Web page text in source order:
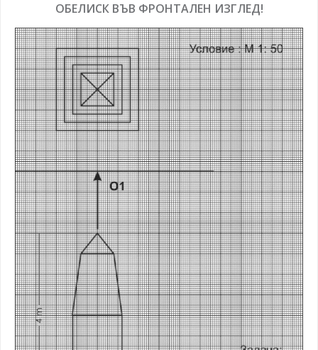
ОБЕЛИСК ВЪВ ФРОНТАЛЕН ИЗГЛЕД!